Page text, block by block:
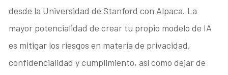
desde la Universidad de Stanford con Alpaca. La
mayor potencialidad de crear tu propio modelo de IA
es mitigar los riesgos en materia de privacidad,
confidencialidad y cumplimiento, así como dejar de